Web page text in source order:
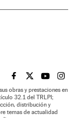
EL PAÍS BRASIL EN
EL PAÍSEL PAÍS
EL
obras y prestaciones en
32.1 del TRLPI;
distribución y
temas de actualidad